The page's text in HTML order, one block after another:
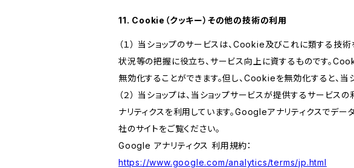
11. Cookie（クッキー）その他の技術の利用
（１） 当ショップのサービスは、Cookie及びこれに類する技
状況等の把握に役立ち、サービス向上に資するものです。
無効化することができます。但し、Cookieを無効化すると、
（２） 当ショップは、当ショップサービスが提供するサー
ナリティクスを利用しています。Googleアナリティクスでデ
社のサイトをご覧ください。
Google アナリティクス 利用規約：
https://www.google.com/analytics/terms/jp.html